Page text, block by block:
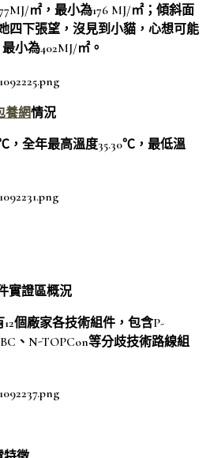
㎡，最小為176 MJ/㎡；傾斜面
四下張望，沒見到小貓，心想可能
小為402MJ/㎡。
養網情況
，全年最高溫度35.30℃，最低溫
實證區概況
個廠家各技術組件，包含P-
、N-TOPCon等分歧技術路線組